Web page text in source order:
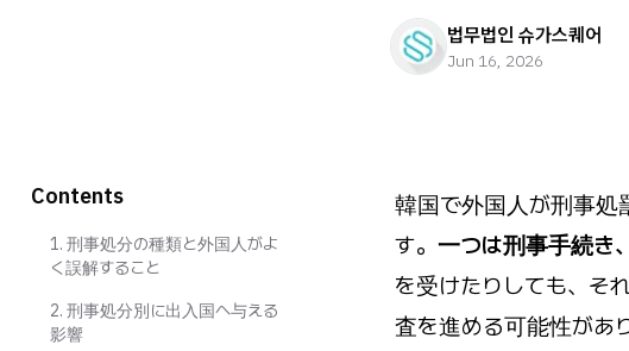
법무법인 슈가스퀘어
Jun 16, 2026
韓国で外国人が刑事処
す。 一つは刑事手続き
を受けたりしても、そ
査を進める可能性があ
Contents
1. 刑事処分の種類と外国人がよ
く誤解すること
2. 刑事処分別に出入国へ与える
影響